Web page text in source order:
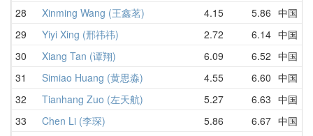
28 Xinming Wang (王鑫茗) 4.15 5.86 中国
29 Yiyi Xing (邢祎祎) 2.72 6.14 中国
30 Xiang Tan (谭翔) 6.09 6.52 中国
31 Simiao Huang (黄思淼) 4.55 6.60 中国
32 Tianhang Zuo (左天航) 5.27 6.63 中国
33 Chen Li (李琛) 5.86 6.67 中国